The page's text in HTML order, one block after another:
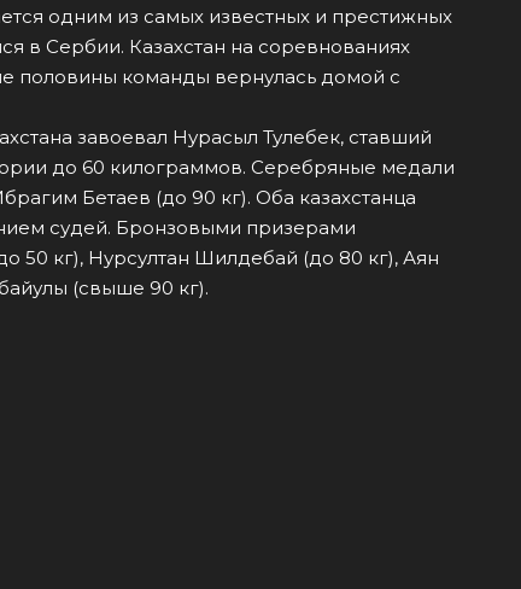
одним из самых известных и престижных
в Сербии. Казахстан на соревнованиях
половины команды вернулась домой с
завоевал Нурасыл Тулебек, ставший
до 60 килограммов. Серебряные медали
Бетаев (до 90 кг). Оба казахстанца
судей. Бронзовыми призерами
50 кг), Нурсултан Шилдебай (до 80 кг), Аян
(свыше 90 кг).